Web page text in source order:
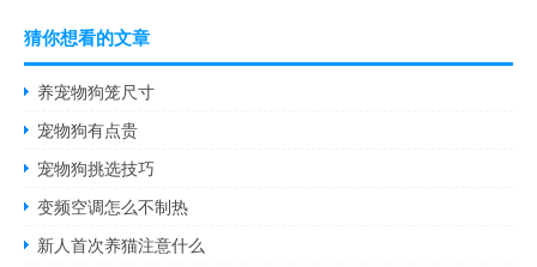
猜你想看的文章
养宠物狗笼尺寸
宠物狗有点贵
宠物狗挑选技巧
变频空调怎么不制热
新人首次养猫注意什么